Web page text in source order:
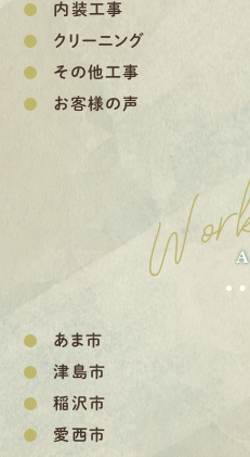
内装工事
クリーニング
その他工事
お客様の声
あま市
津島市
稲沢市
愛西市